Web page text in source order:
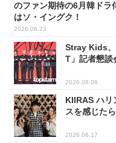
のファン期待の6月韓ドラ
はソ・イングク！
2026.06.23
Stray Kids
T」記者懇談
2026.08.06
KIIRAS ハリ
スを感じた
2026.06.17